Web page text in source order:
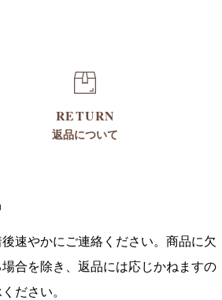
RETURN
返品について
速やかにご連絡ください。商品に欠
場合を除き、返品には応じかねますの
ださい。